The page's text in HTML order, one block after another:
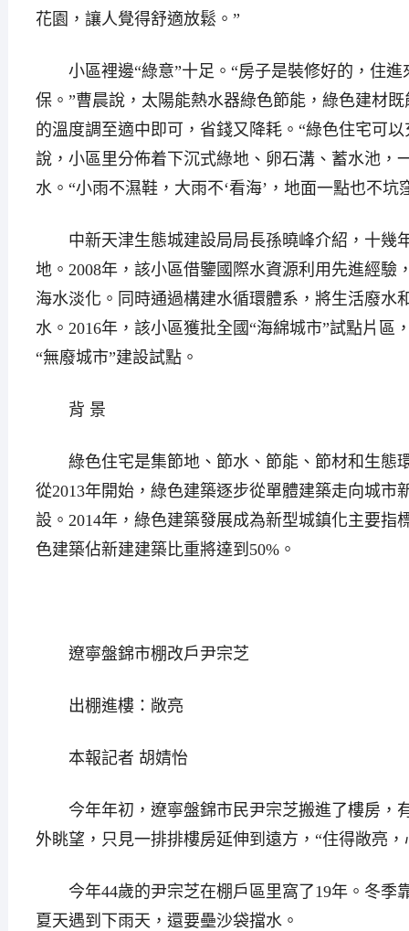
花園，讓人覺得舒適放鬆。”
小區裡邊“綠意”十足。“房子是裝修好的，住進
保。”曹晨說，太陽能熱水器綠色節能，綠色建材
的溫度調至適中即可，省錢又降耗。“綠色住宅可
說，小區里分佈着下沉式綠地、卵石溝、蓄水池，
水。“小雨不濕鞋，大雨不‘看海’，地面一點也不坑
中新天津生態城建設局局長孫曉峰介紹，十幾
地。2008年，該小區借鑒國際水資源利用先進經驗
海水淡化。同時通過構建水循環體系，將生活廢水
水。2016年，該小區獲批全國“海綿城市”試點片區
“無廢城市”建設試點。
背 景
綠色住宅是集節地、節水、節能、節材和生態
從2013年開始，綠色建築逐步從單體建築走向城市
設。2014年，綠色建築發展成為新型城鎮化主要指
色建築佔新建建築比重將達到50%。
遼寧盤錦市棚改戶尹宗芝
出棚進樓：敞亮
本報記者 胡婧怡
今年年初，遼寧盤錦市民尹宗芝搬進了樓房，
外眺望，只見一排排樓房延伸到遠方，“住得敞亮，
今年44歲的尹宗芝在棚戶區里窩了19年。冬季
夏天遇到下雨天，還要壘沙袋擋水。